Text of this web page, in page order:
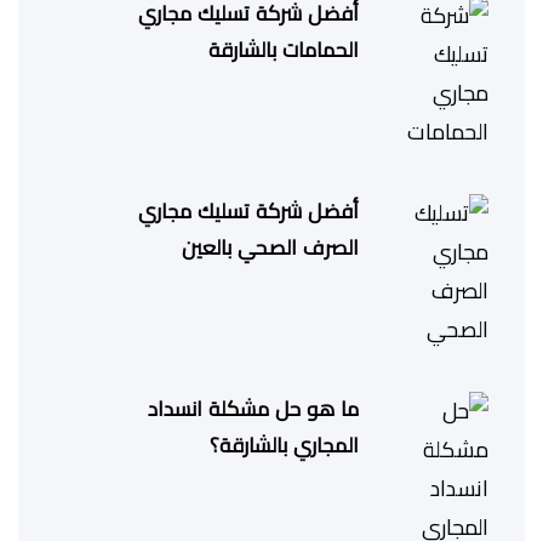
أفضل شركة تسليك مجاري
الحمامات بالشارقة
أفضل شركة تسليك مجاري
الصرف الصحي بالعين
ما هو حل مشكلة انسداد
المجاري بالشارقة؟